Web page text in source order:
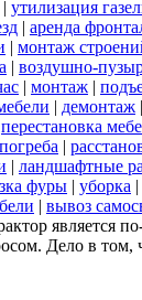
| утилизация
| аренда
| монтаж
| воздушно-
| монтаж |
| демонтаж |
перестановка
|
| ландшафтные
фуры | уборка |
| вывоз
является
Дело в том,